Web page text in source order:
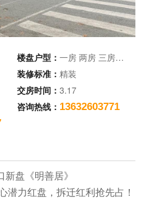
楼盘户型： 一房 两房 三房…
装修标准： 精装
交房时间： 3.17
咨询热线： 13632603771
盘《明善居》
潜力红盘，拆迁红利抢先占！